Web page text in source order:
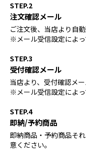
STEP.2
注文確認メール
ご注文後、当店より自
※メール受信設定によっ
STEP.3
受付確認メール
当店より、受付確認メー
※メール受信設定によっ
STEP.4
即納/予約商品
即納商品・予約商品そ
意ください。